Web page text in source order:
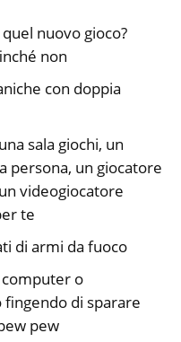
nuovo gioco?
non
con doppia
sala giochi, un
persona, un giocatore
videogiocatore
te
di armi da fuoco
computer o
fingendo di sparare
pew